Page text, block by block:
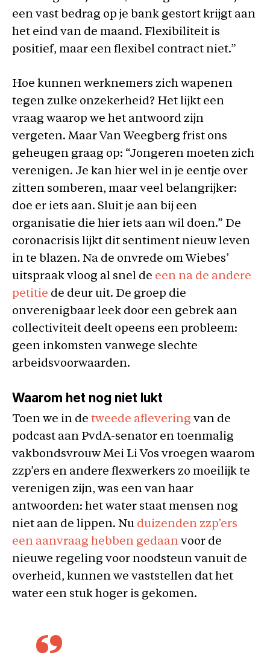
een vast bedrag op je bank gestort krijgt aan
het eind van de maand. Flexibiliteit is
positief, maar een flexibel contract niet.”
Hoe kunnen werknemers zich wapenen
tegen zulke onzekerheid? Het lijkt een
vraag waarop we het antwoord zijn
vergeten. Maar Van Weegberg frist ons
geheugen graag op: “Jongeren moeten zich
verenigen. Je kan hier wel in je eentje over
zitten somberen, maar veel belangrijker:
doe er iets aan. Sluit je aan bij een
organisatie die hier iets aan wil doen.” De
coronacrisis lijkt dit sentiment nieuw leven
in te blazen. Na de onvrede om Wiebes’
uitspraak vloog al snel de een na de andere
petitie de deur uit. De groep die
onverenigbaar leek door een gebrek aan
collectiviteit deelt opeens een probleem:
geen inkomsten vanwege slechte
arbeidsvoorwaarden.
Waarom het nog niet lukt
Toen we in de tweede aflevering van de
podcast aan PvdA-senator en toenmalig
vakbondsvrouw Mei Li Vos vroegen waarom
zzp’ers en andere flexwerkers zo moeilijk te
verenigen zijn, was een van haar
antwoorden: het water staat mensen nog
niet aan de lippen. Nu duizenden zzp’ers
een aanvraag hebben gedaan voor de
nieuwe regeling voor noodsteun vanuit de
overheid, kunnen we vaststellen dat het
water een stuk hoger is gekomen.